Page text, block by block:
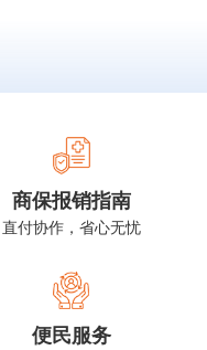
商保报销指南
直付协作，省心无忧
便民服务